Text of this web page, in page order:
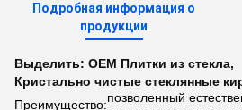
Подробная информация о
продукции
Выделить: OEM Плитки из стекла,
Кристально чистые стеклянные
Преимущество:позволенный